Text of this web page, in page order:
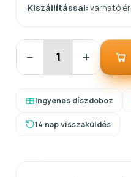
Kiszállítással: várható
− +
Ingyenes díszdoboz
14 nap visszaküldés